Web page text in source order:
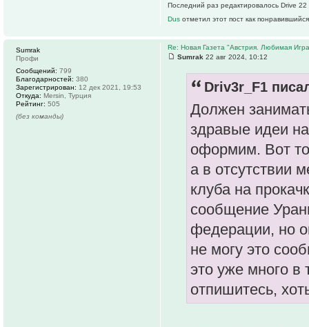
Последний раз редактировалось Drive
Dus отметил этот пост как
Re: Новая Газета "Австрия. Любимая
Sumrak 22 авг 2024, 10:12
Driv3r_F1
Должен
здравые идеи
оформим. Вот
а в отсутствии
клуба на
сообщение
федерации, но
не могу это
это уже много в
отпишитесь,
Sumrak
Профи
Сообщений: 799
Благодарностей: 380
Зарегистрирован: 12 дек 2021, 19:53
Откуда: Mersin, Турция
Рейтинг: 505
(без команды)